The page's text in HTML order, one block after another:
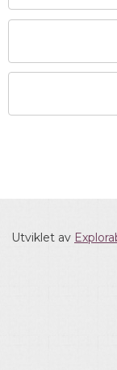
Utviklet av